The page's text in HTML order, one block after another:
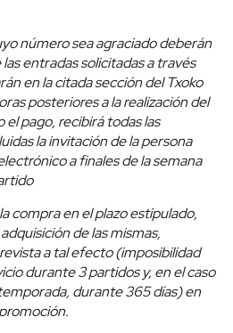
número sea agraciado deberán
entradas solicitadas a través
en la citada sección del Txoko
posteriores a la realización del
el pago, recibirá todas las
la invitación de la persona
a finales de la semana
compra en el plazo estipulado,
de las mismas,
a tal efecto (imposibilidad
durante 3 partidos y, en el caso
durante 365 días) en